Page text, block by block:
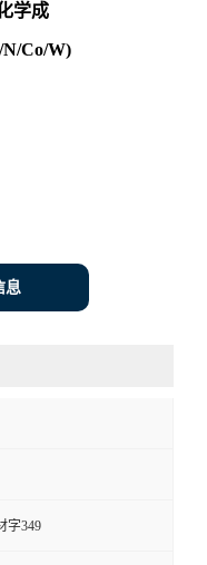
学成
Co/W)
息
字349